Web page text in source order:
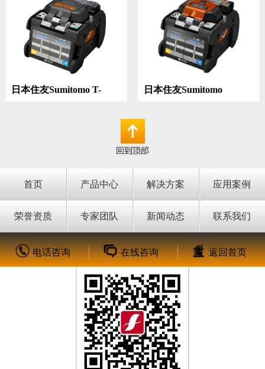
日本住友Sumitomo T-
日本住友Sumitomo
首页 产品中心 解决方案 应用案例
荣誉资质 专家团队 新闻动态 联系我们
电话咨询 在线咨询 返回首页